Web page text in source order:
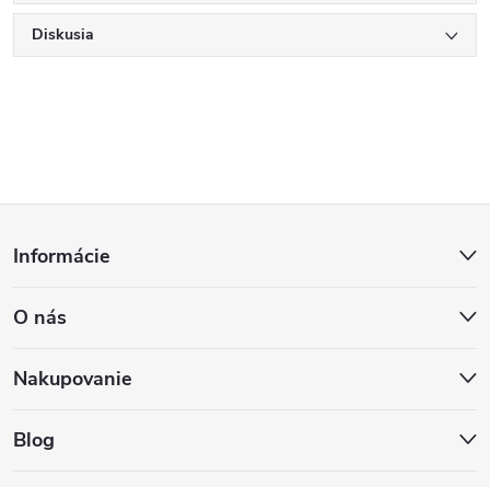
Diskusia
p
ä
Informácie
O nás
Nakupovanie
Blog